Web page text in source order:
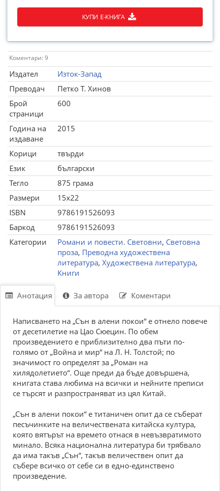
КУПИ Е-КНИГА
Коментари: 9
Издател
Изток-Запад
Преводач
Петко Т. Хинов
Брой
страници
600
Година на
издаване
2015
Корици
твърди
Език
български
Тегло
875 грама
Размери
15x22
ISBN
9786191526093
Баркод
9786191526093
Категории
Романи и повести. Световни, Световна
проза, Преводна художествена
литература, Художествена литература,
Книги
Анотация За автора Коментари
Написването на „Сън в алени покои“ е отнело повече
от десетилетие на Цао Сюецин. По обем
произведението е приблизително два пъти по-
голямо от „Война и мир“ на Л. Н. Толстой; по
значимост го определят за „Роман на
хилядолетието“. Още преди да бъде довършена,
книгата става любима на всички и нейните преписи
се търсят и разпространяват из цял Китай.
„Сън в алени покои“ е титаничен опит да се съберат
песъчинките на величествената китайска култура,
която вятърът на времето отнася в невъзвратимото
минало. Всяка национална литература би трябвало
да има такъв „Сън“, такъв величествен опит да
събере всичко от себе си в едно-единствено
произведение.